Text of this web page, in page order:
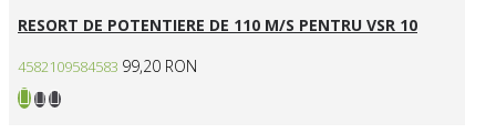
RESORT DE POTENTIERE DE 110 M/S PENTRU VSR 10
4582109584583 99,20 RON